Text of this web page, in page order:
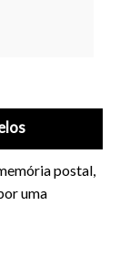
postal,
uma